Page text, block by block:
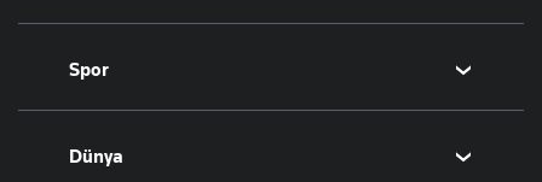
Borsa
Altın
Döviz
Hisse Senedi
Spor
Futbol
Puan Durumu
Dünya